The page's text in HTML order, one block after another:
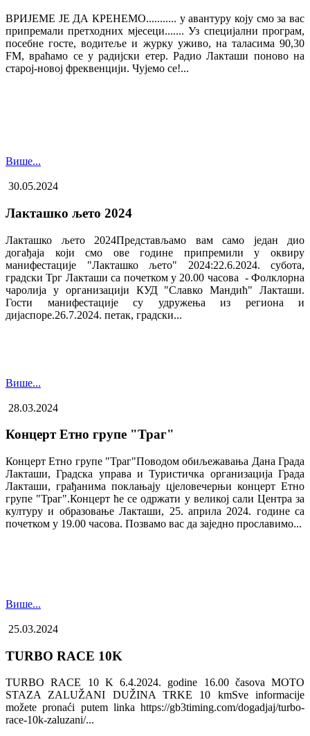
ВРИЈЕМЕ ЈЕ ДА КРЕНЕМО........... у авантуру коју смо за вас
припремали претходних мјесеци....... Уз специјални програм,
посебне госте, водитеље и журку уживо, на таласима 90,30
FM, враћамо се у радијски етер. Радио Лакташи поново на
старој-новој фреквенцији. Чујемо се!...
Више...
30.05.2024
Лакташко љето 2024
Лакташко љето 2024Представљамо вам само један дио
догађаја који смо ове године припремили у оквиру
манифестације "Лакташко љето" 2024:22.6.2024. субота,
градски Трг Лакташи са почетком у 20.00 часова - Фолклорна
чаролија у организацији КУД "Славко Мандић" Лакташи.
Гости манифестације су удружења из региона и
дијаспоре.26.7.2024. петак, градски...
Више...
28.03.2024
Концерт Етно групе "Траг"
Концерт Етно групе "Траг"Поводом обиљежавања Дана Града
Лакташи, Градска управа и Туристичка организација Града
Лакташи, грађанима поклањају цјеловечерњи концерт Етно
групе "Траг".Концерт ће се одржати у великој сали Центра за
културу и образовање Лакташи, 25. априла 2024. године са
почетком у 19.00 часова. Позвамо вас да заједно прославимо...
Више...
25.03.2024
TURBO RACE 10K
TURBO RACE 10 K 6.4.2024. godine 16.00 časova MOTO
STAZA ZALUŽANI DUŽINA TRKE 10 kmSve informacije
možete pronaći putem linka https://gb3timing.com/dogadjaj/turbo-
race-10k-zaluzani/...